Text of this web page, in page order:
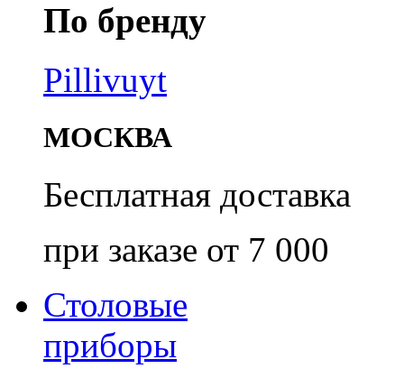
По бренду
Pillivuyt
МОСКВА
Бесплатная доставка
при заказе от 7 000
Столовые
приборы